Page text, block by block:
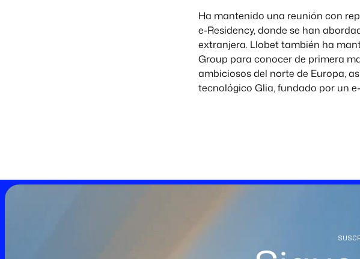
Ha mantenido una reunión con
e-Residency, donde se han
extranjera. Llobet también ha
Group para conocer de primera
ambiciosos del norte de Europa,
tecnológico Glia, fundado por un